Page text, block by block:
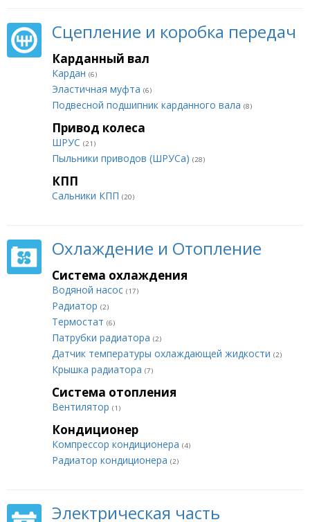
Сцепление и коробка передач
Карданный вал
Кардан (6)
Эластичная муфта (6)
Подвесной подшипник карданного вала (8)
Привод колеса
ШРУС (21)
Пыльники приводов (ШРУСа) (28)
КПП
Сальники КПП (20)
Охлаждение и Отопление
Система охлаждения
Водяной насос (17)
Радиатор (2)
Термостат (6)
Патрубки радиатора (2)
Датчик температуры охлаждающей жидкости (2)
Крышка радиатора (7)
Система отопления
Вентилятор (1)
Кондиционер
Компрессор кондиционера (4)
Радиатор кондиционера (2)
Электрическая часть